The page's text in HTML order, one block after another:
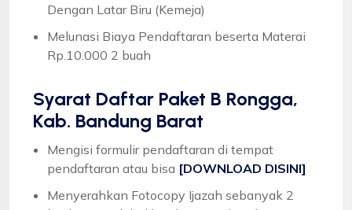
Dengan Latar Biru (Kemeja)
Melunasi Biaya Pendaftaran beserta Materai
Rp.10.000 2 buah
Syarat Daftar Paket B Rongga,
Kab. Bandung Barat
Mengisi formulir pendaftaran di tempat
pendaftaran atau bisa [DOWNLOAD DISINI]
Menyerahkan Fotocopy Ijazah sebanyak 2